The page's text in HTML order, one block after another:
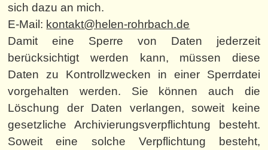
sich dazu an mich.
E-Mail: kontakt@helen-rohrbach.de
Damit eine Sperre von Daten jederzeit
berücksichtigt werden kann, müssen diese
Daten zu Kontrollzwecken in einer Sperrdatei
vorgehalten werden. Sie können auch die
Löschung der Daten verlangen, soweit keine
gesetzliche Archivierungsverpflichtung besteht.
Soweit eine solche Verpflichtung besteht,